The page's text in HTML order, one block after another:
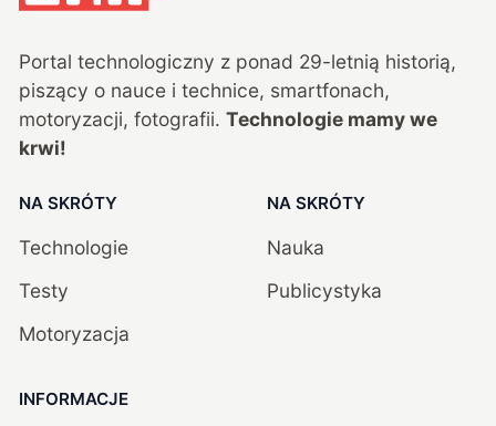
Portal technologiczny z ponad 29-letnią historią,
piszący o nauce i technice, smartfonach,
motoryzacji, fotografii. Technologie mamy we
krwi!
NA SKRÓTY
Technologie
Testy
Motoryzacja
NA SKRÓTY
Nauka
Publicystyka
INFORMACJE